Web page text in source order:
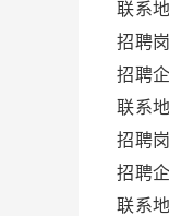
联系
招聘岗
招聘企
联系
招聘岗
招聘企
联系